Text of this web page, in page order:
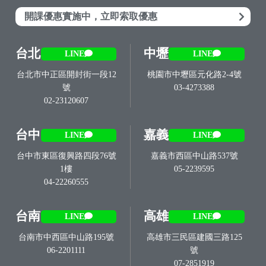
開課優惠實施中，立即索取優惠
台北 LINE
台北市中正區開封街一段12
號
02-23120607
中壢 LINE
桃園市中壢區元化路2-4號
03-4273388
台中 LINE
台中市東區復興路四段76號
1樓
04-22260555
嘉義 LINE
嘉義市西區中山路537號
05-2239595
台南 LINE
台南市中西區中山路195號
06-2201111
高雄 LINE
高雄市三民區建國三路125
號
07-2851919